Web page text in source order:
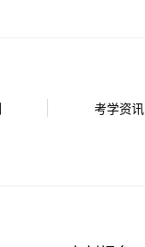
考学资讯